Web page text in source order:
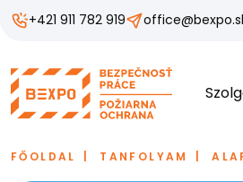
+421 911 782 919
FŐOLDAL TANFOLYAM